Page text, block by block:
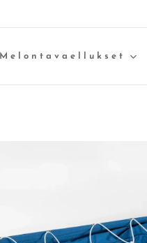
Melontavaellukset